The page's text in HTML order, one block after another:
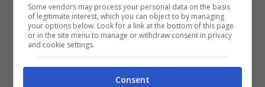
comunque, uno degli obiettivi principali è
quello di ridurre gli ingombri per fare in modo
che gli spazi risultino
pertanto, è di optare per modelli compatti,
Some vendors may process your personal data on the basis
of legitimate interest, which you can object to by managing
your options below. Look for a link at the bottom of this page
or in the site menu to manage or withdraw consent in privacy
and cookie settings.
Consent